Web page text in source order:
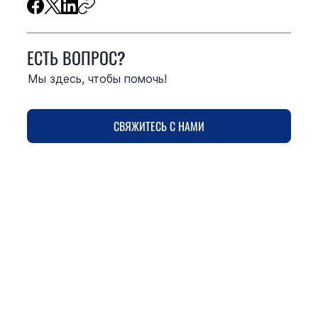
ЕСТЬ ВОПРОС?
Мы здесь, чтобы помочь!
СВЯЖИТЕСЬ С НАМИ